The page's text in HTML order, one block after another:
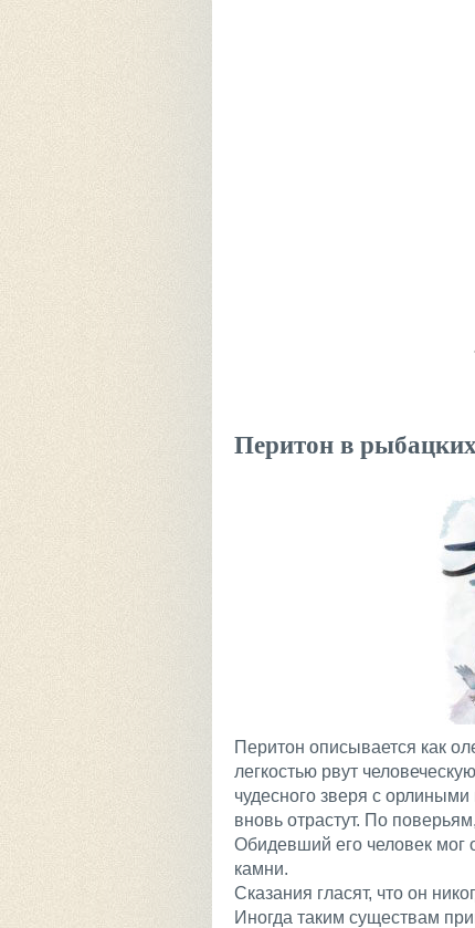
Перитон в
Перитон описывается как
легкостью рвут
чудесного зверя с
вновь отрастут. По
Обидевший его человек мог
камни.
Сказания гласят, что он
Иногда таким существам